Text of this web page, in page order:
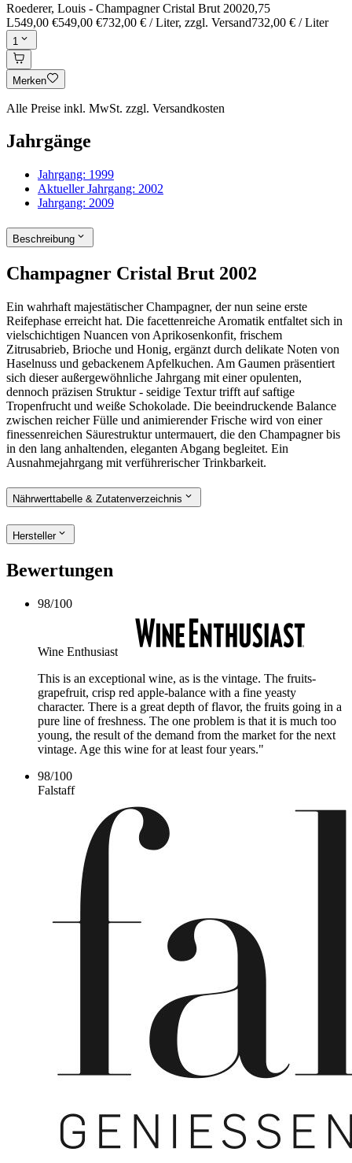
Roederer, Louis - Champagner Cristal Brut 20020,75
L549,00 €549,00 €732,00 € / Liter, zzgl. Versand732,00 € / Liter
1
Merken
Alle Preise inkl. MwSt. zzgl. Versandkosten
Jahrgänge
Jahrgang: 1999
Aktueller Jahrgang: 2002
Jahrgang: 2009
Beschreibung
Champagner Cristal Brut 2002
Ein wahrhaft majestätischer Champagner, der nun seine erste
Reifephase erreicht hat. Die facettenreiche Aromatik entfaltet sich in
vielschichtigen Nuancen von Aprikosenkonfit, frischem
Zitrusabrieb, Brioche und Honig, ergänzt durch delikate Noten von
Haselnuss und gebackenem Apfelkuchen. Am Gaumen präsentiert
sich dieser außergewöhnliche Jahrgang mit einer opulenten,
dennoch präzisen Struktur - seidige Textur trifft auf saftige
Tropenfrucht und weiße Schokolade. Die beeindruckende Balance
zwischen reicher Fülle und animierender Frische wird von einer
finessenreichen Säurestruktur untermauert, die den Champagner bis
in den lang anhaltenden, eleganten Abgang begleitet. Ein
Ausnahmejahrgang mit verführerischer Trinkbarkeit.
Nährwerttabelle & Zutatenverzeichnis
Hersteller
Bewertungen
98/100
Wine Enthusiast
This is an exceptional wine, as is the vintage. The fruits-
grapefruit, crisp red apple-balance with a fine yeasty
character. There is a great depth of flavor, the fruits going in a
pure line of freshness. The one problem is that it is much too
young, the result of the demand from the market for the next
vintage. Age this wine for at least four years."
98/100
Falstaff